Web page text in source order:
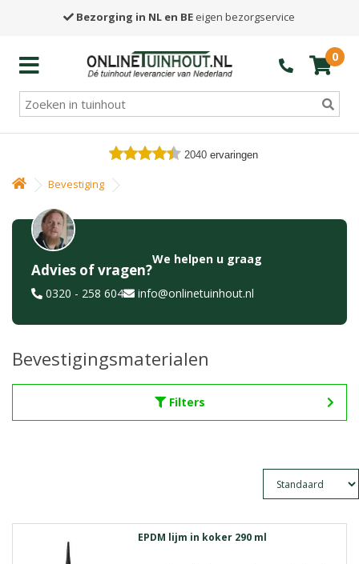
Bezorging in NL en BE eigen bezorgservice
0
2040 ervaringen
Bevestiging
Advies of vragen?
We helpen u graag
0320 - 258 604 info@onlinetuinhout.nl
Bevestigingsmaterialen
Filters
EPDM lijm in koker 290 ml